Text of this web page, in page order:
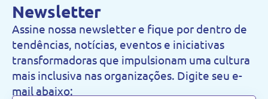
Newsletter
Assine nossa newsletter e fique por dentro de
tendências, notícias, eventos e iniciativas
transformadoras que impulsionam uma cultura
mais inclusiva nas organizações. Digite seu e-
mail abaixo: